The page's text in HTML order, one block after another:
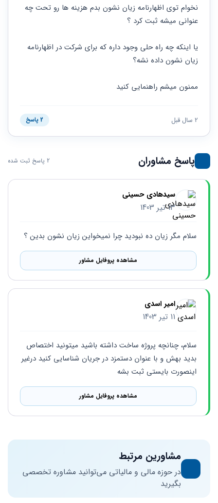
برنامه نویسی
طلاق
حقوقی
حقوقی
خانواده
کسب
سئو و
بهینه
سایت
ثبت
شرکت
عنوانی میشه ثبت کرد ؟
زیان نشون داده نشه؟
ممنون میشم راهنمایی کنید
2 سال قبل 2 پاسخ
پاسخ مشاوران 2 پاسخ ثبت شده
سیدهادی حسینی
13 تیر 1403
سلام مگر زیان ده نبودید چرا نمیخواین زیان نشون بدین ؟
مشاهده پروفایل مشاور
امیر اسدی
11 تیر 1403
اینصورت بایستی ثبت بشه
مشاهده پروفایل مشاور
مشاورین مرتبط
در حوزه مالی و مالیاتی می‌توانید مشاوره تخصصی
بگیرید